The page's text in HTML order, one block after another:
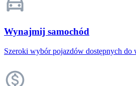
Wynajmij samochód
Szeroki wybór pojazdów dostępnych do